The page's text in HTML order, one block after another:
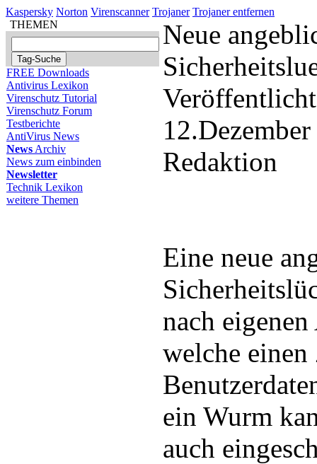
Kaspersky Norton Virenscanner Trojaner Trojaner entfernen
THEMEN
FREE Downloads
Antivirus Lexikon
Virenschutz Tutorial
Virenschutz Forum
Testberichte
AntiVirus News
News Archiv
News zum einbinden
Newsletter
Technik Lexikon
weitere Themen
Neue
Redaktion
Eine neue
nach
welche
ein Wurm
auch